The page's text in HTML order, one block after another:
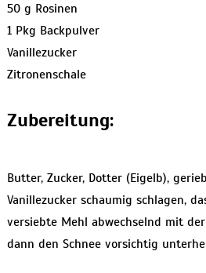
50 g Rosinen
1 Pkg Backpulver
Vanillezucker
Zitronenschale
Zubereitung:
Butter, Zucker, Dotter (Eigelb),
Vanillezucker schaumig schlagen,
versiebte Mehl abwechselnd mit
dann den Schnee vorsichtig